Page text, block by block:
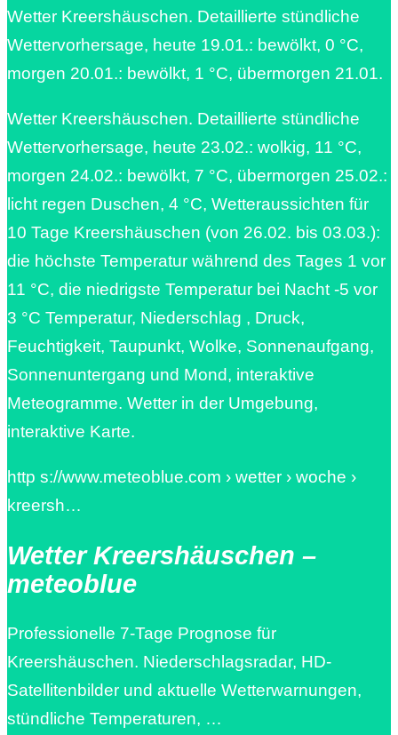
Wetter Kreershäuschen. Detaillierte stündliche
Wettervorhersage, heute 19.01.: bewölkt, 0 °C,
morgen 20.01.: bewölkt, 1 °C, übermorgen 21.01.
Wetter Kreershäuschen. Detaillierte stündliche
Wettervorhersage, heute 23.02.: wolkig, 11 °C,
morgen 24.02.: bewölkt, 7 °C, übermorgen 25.02.:
licht regen Duschen, 4 °C, Wetteraussichten für
10 Tage Kreershäuschen (von 26.02. bis 03.03.):
die höchste Temperatur während des Tages 1 vor
11 °C, die niedrigste Temperatur bei Nacht -5 vor
3 °C Temperatur, Niederschlag , Druck,
Feuchtigkeit, Taupunkt, Wolke, Sonnenaufgang,
Sonnenuntergang und Mond, interaktive
Meteogramme. Wetter in der Umgebung,
interaktive Karte.
http s://www.meteoblue.com › wetter › woche ›
kreersh…
Wetter Kreershäuschen –
meteoblue
Professionelle 7-Tage Prognose für
Kreershäuschen. Niederschlagsradar, HD-
Satellitenbilder und aktuelle Wetterwarnungen,
stündliche Temperaturen, …